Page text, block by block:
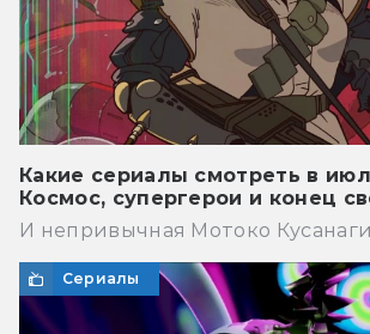
Какие сериалы смотреть в
Космос, супергерои и конец
И непривычная Мотоко
Сериалы